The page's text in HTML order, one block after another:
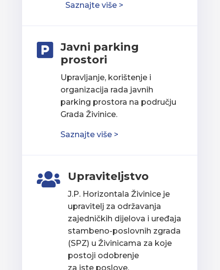
Saznajte više >

Javni parking
prostori
Upravljanje, korištenje i
organizacija rada javnih
parking prostora na području
Grada Živinice.
Saznajte više >
 Upraviteljstvo
J.P. Horizontala Živinice je
upravitelj za održavanja
zajedničkih dijelova i uređaja
stambeno-poslovnih zgrada
(SPZ) u Živinicama za koje
postoji odobrenje
za iste poslove.